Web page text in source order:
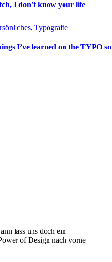
I don’t know your life
, Typografie
I’ve learned on the TYPO
lass uns doch ein
of Design nach vorne